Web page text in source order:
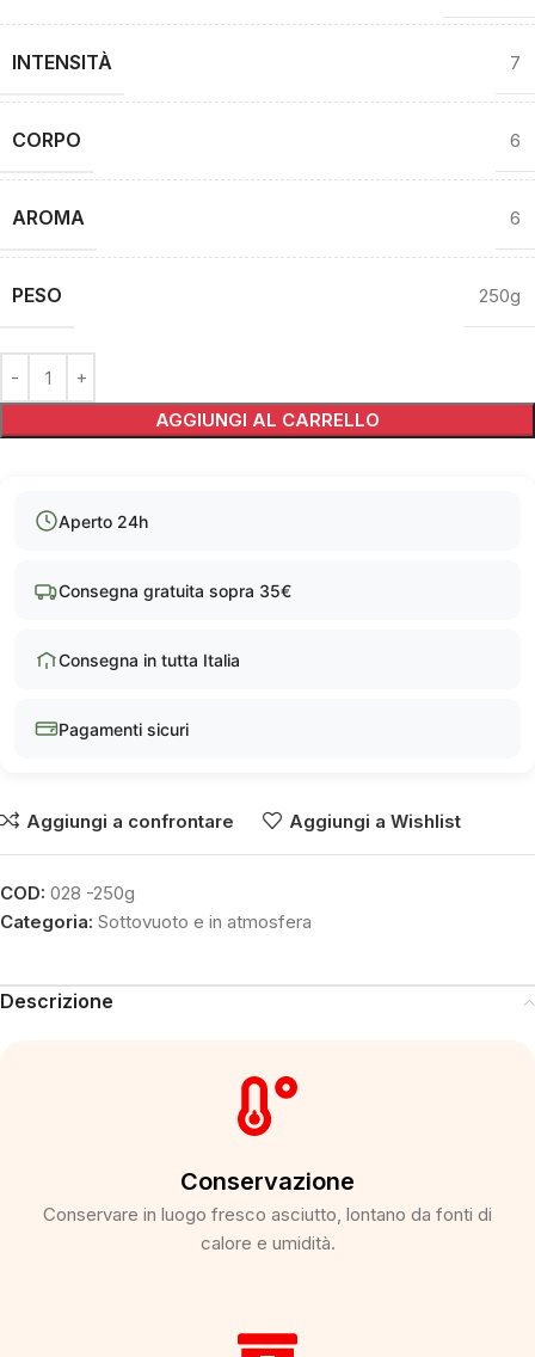
INTENSITÀ 7
CORPO 6
AROMA 6
PESO 250g
AGGIUNGI AL CARRELLO
Alternative:
Aperto 24h
Consegna gratuita sopra 35€
Consegna in tutta Italia
Pagamenti sicuri
Aggiungi a confrontare Aggiungi a Wishlist
COD: 028 -250g
Categoria: Sottovuoto e in atmosfera
Descrizione
Conservazione
Conservare in luogo fresco asciutto, lontano da fonti di
calore e umidità.​